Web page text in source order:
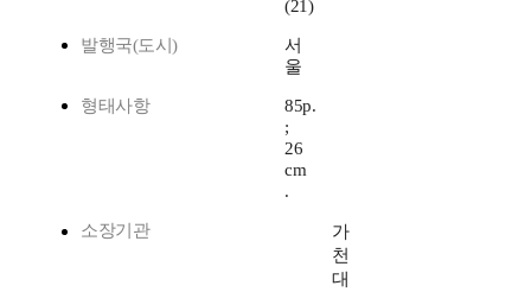
(21)
발행국(도시)
서
울
형태사항
85p.
;
26
cm
.
소장기관
가
천
대